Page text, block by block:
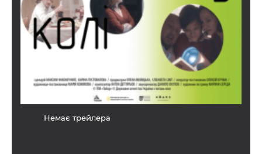
Немає трейлера